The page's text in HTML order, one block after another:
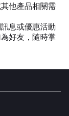
他產品相關需
息或優惠活動
好友，隨時掌